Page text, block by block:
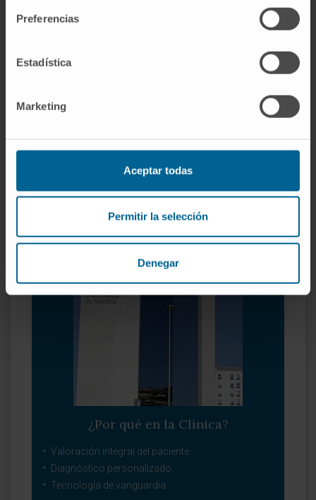
Preferencias
Estadística
Marketing
Aceptar todas
Permitir la selección
Denegar
Nuestra labor en equipo permite un enriquecimiento en
beneficio de la atención al paciente.
¿Por qué en la Clínica?
Valoración integral del paciente.
Diagnóstico personalizado.
Tecnología de vanguardia